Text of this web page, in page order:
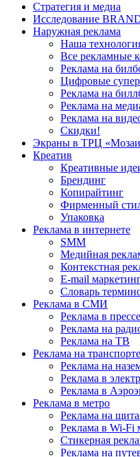
Стратегия и медиа
Исследование
Наружная реклама
Наша
Все рекламные
Реклама на
Цифровые
Реклама на
Реклама на
Реклама на
Скидки!
Экраны в ТРЦ
Креатив
Креативные
Брендинг
Копирайтинг
Фирменный
Упаковка
Реклама в интернете
SMM
Медийная
Контекстная
E-mail
Словарь
Реклама в СМИ
Реклама в прессе
Реклама на
Реклама на ТВ
Реклама на транспорте
Реклама на
Реклама в
Реклама в
Реклама в метро
Реклама на
Реклама в Wi-Fi
Стикерная
Реклама на